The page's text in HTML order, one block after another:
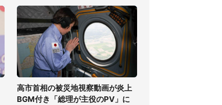
高市首相の被災地視察動画が炎上
BGM付き「総理が主役のPV」に